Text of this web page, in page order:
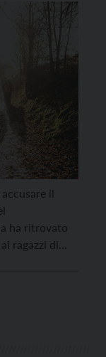
il
ha ritrovato
ragazzi di